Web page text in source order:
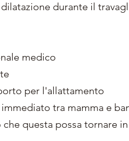
durante il
medico
per l'allattamento
tra mamma e
questa possa tornare